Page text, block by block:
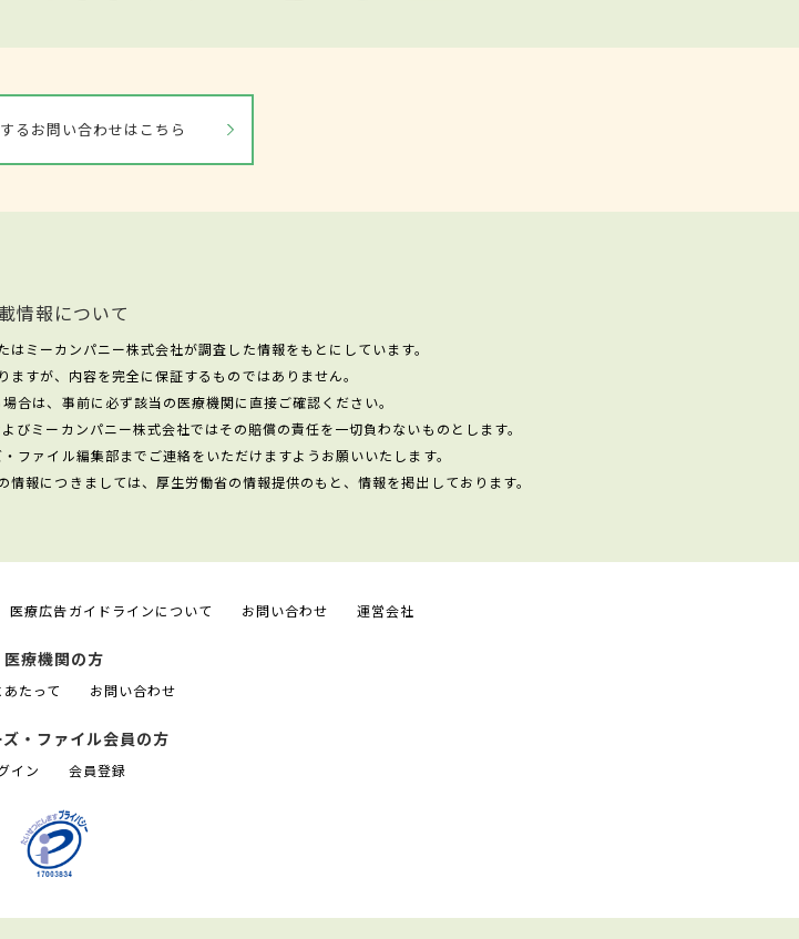
るお問い合わせはこちら
情報について
ミーカンパニー株式会社が調査した情報をもとにしています。
すが、内容を完全に保証するものではありません。
合は、事前に必ず該当の医療機関に直接ご確認ください。
びミーカンパニー株式会社ではその賠償の責任を一切負わないものとします。
ファイル編集部までご連絡をいただけますようお願いいたします。
報につきましては、厚生労働省の情報提供のもと、情報を掲出しております。
医療広告ガイドラインについて お問い合わせ 運営会社
医療機関の方
たって お問い合わせ
ズ・ファイル会員の方
イン 会員登録